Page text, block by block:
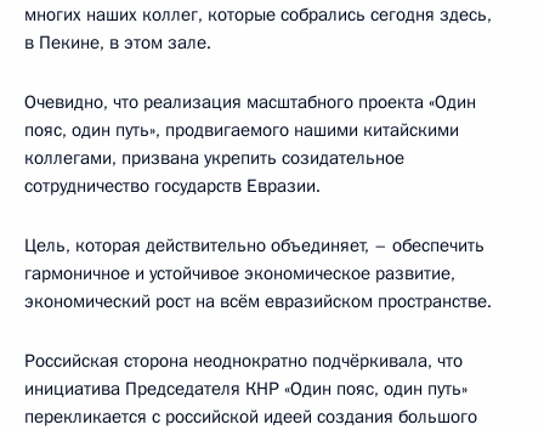
многих наших коллег, которые собрались сегодня здесь,
в Пекине, в этом зале.
Очевидно, что реализация масштабного проекта «Один
пояс, один путь», продвигаемого нашими китайскими
коллегами, призвана укрепить созидательное
сотрудничество государств Евразии.
Цель, которая действительно объединяет, – обеспечить
гармоничное и устойчивое экономическое развитие,
экономический рост на всём евразийском пространстве.
Российская сторона неоднократно подчёркивала, что
инициатива Председателя КНР «Один пояс, один путь»
перекликается с российской идеей создания большого